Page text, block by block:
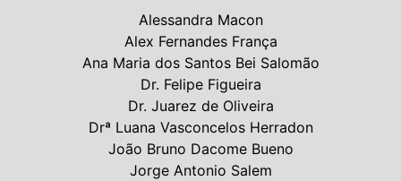
Alessandra Macon
Alex Fernandes França
Ana Maria dos Santos Bei Salomão
Dr. Felipe Figueira
Dr. Juarez de Oliveira
Drª Luana Vasconcelos Herradon
João Bruno Dacome Bueno
Jorge Antonio Salem